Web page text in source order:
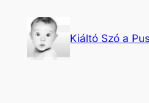
tartalomhoz
Kiáltó Szó a